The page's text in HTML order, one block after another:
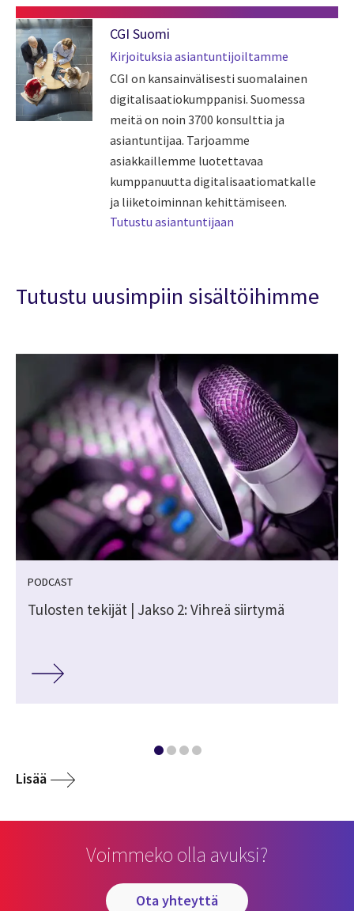
CGI Suomi
Kirjoituksia asiantuntijoiltamme
CGI on kansainvälisesti suomalainen
digitalisaatiokumppanisi. Suomessa
meitä on noin 3700 konsulttia ja
asiantuntijaa. Tarjoamme
asiakkaillemme luotettavaa
kumppanuutta digitalisaatiomatkalle
ja liiketoiminnan kehittämiseen.
Tutustu asiantuntijaan
Tutustu uusimpiin sisältöihimme
PODCAST
Tulosten tekijät | Jakso 2: Vihreä siirtymä
Lisää
Voimmeko olla avuksi?
ota yhteyttä